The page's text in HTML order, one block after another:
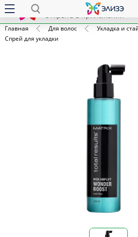
x
Открыть в приложении
Главная Для волос
Укладка и
Спрей для укладки